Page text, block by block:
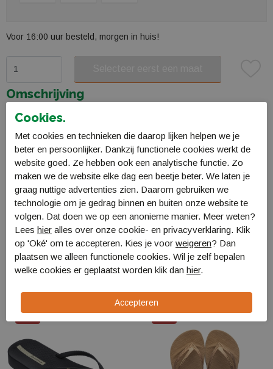
Voor 16:00 uur besteld, morgen in huis!
Omschrijving
Ipanema Sense slippers
Ipanema IP 27214
Specificaties
Bestellen en Betalen
Verzending en levering
Retourneren
Gerelateerde producten
Cookies.
Met cookies en technieken die daarop lijken helpen we je
beter en persoonlijker. Dankzij functionele cookies werkt de
website goed. Ze hebben ook een analytische functie. Zo
maken we de website elke dag een beetje beter. We laten je
graag nuttige advertenties zien. Daarom gebruiken we
technologie om je gedrag binnen en buiten onze website te
volgen. Dat doen we op een anonieme manier. Meer weten?
Lees hier alles over onze cookie- en privacyverklaring. Klik
op 'Oké' om te accepteren. Kies je voor weigeren? Dan
plaatsen we alleen functionele cookies. Wil je zelf bepalen
welke cookies er geplaatst worden klik dan hier.